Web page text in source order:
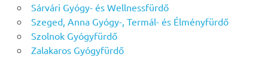
Sárvári Gyógy- és Wellnessfürdő
Szeged, Anna Gyógy-, Termál- és Élményfürdő
Szolnok Gyógyfürdő
Zalakaros Gyógyfürdő